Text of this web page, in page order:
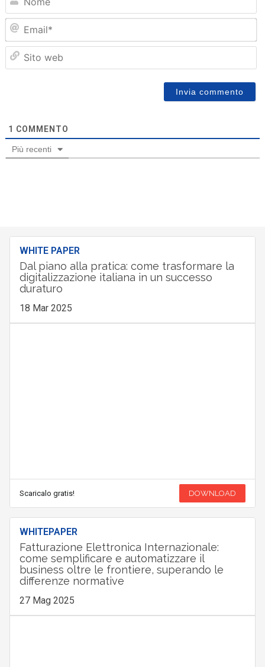
1 COMMENTO
Più recenti
WHITE PAPER
Dal piano alla pratica: come trasformare la
digitalizzazione italiana in un successo
duraturo
18 Mar 2025
Scaricalo gratis! DOWNLOAD
WHITEPAPER
Fatturazione Elettronica Internazionale:
come semplificare e automatizzare il
business oltre le frontiere, superando le
differenze normative
27 Mag 2025